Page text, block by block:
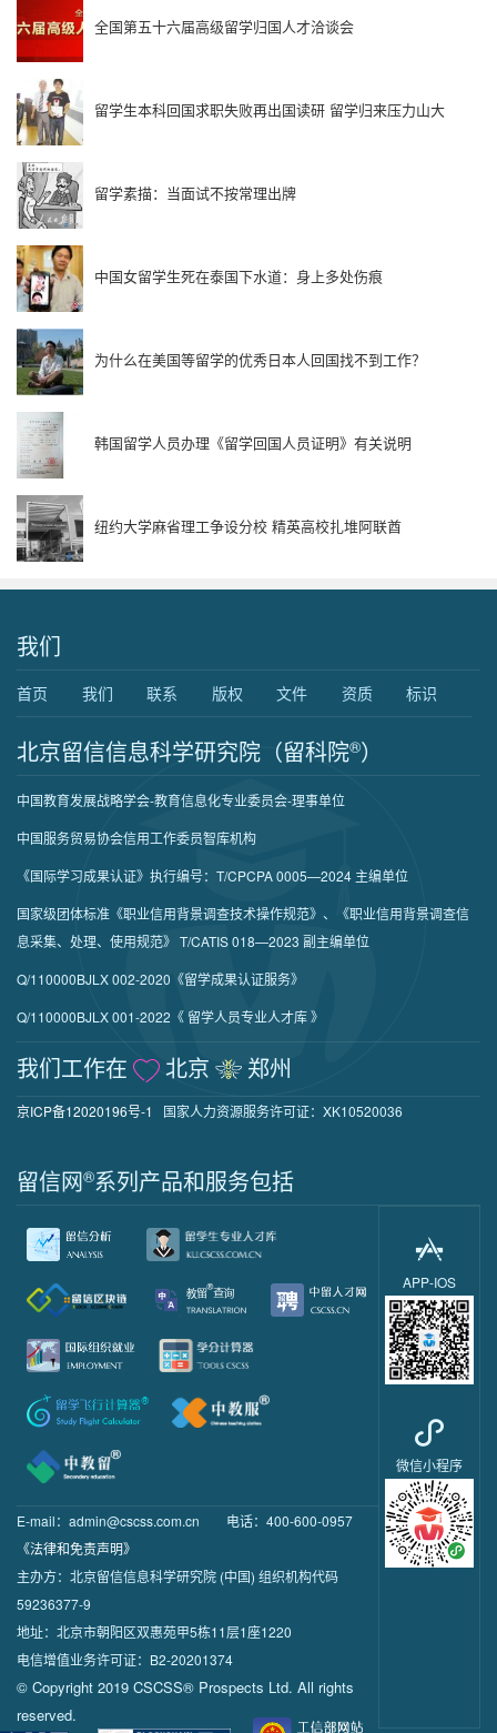
全国第五十六届高级留学归国人才洽谈会
留学生本科回国求职失败再出国读研 留学归来压力山大
留学素描：当面试不按常理出牌
中国女留学生死在泰国下水道：身上多处伤痕
为什么在美国等留学的优秀日本人回国找不到工作？
韩国留学人员办理《留学回国人员证明》有关说明
纽约大学麻省理工争设分校 精英高校扎堆阿联酋
我们
首页 我们 联系 版权 文件 资质 标识
北京留信信息科学研究院（留科院®）
中国教育发展战略学会-教育信息化专业委员会-理事单位
中国服务贸易协会信用工作委员智库机构
《国际学习成果认证》执行编号：T/CPCPA 0005—2024 主编单位
国家级团体标准《职业信用背景调查技术操作规范》、《职业信用背景调查信
息采集、处理、使用规范》 T/CATIS 018—2023 副主编单位
Q/110000BJLX 002-2020《留学成果认证服务》
Q/110000BJLX 001-2022《 留学人员专业人才库 》
我们工作在 北京 郑州
京ICP备12020196号-1 国家人力资源服务许可证：XK10520036
留信网®系列产品和服务包括
E-mail：admin@cscss.com.cn
电话：400-600-0957
《法律和免责声明》
主办方：北京留信信息科学研究院 (中国) 组织机构代码
59236377-9
地址：北京市朝阳区双惠苑甲5栋11层1座1220
电信增值业务许可证：B2-20201374
© Copyright 2019 CSCSS® Prospects Ltd. All rights
reserved.
APP-IOS
微信小程序